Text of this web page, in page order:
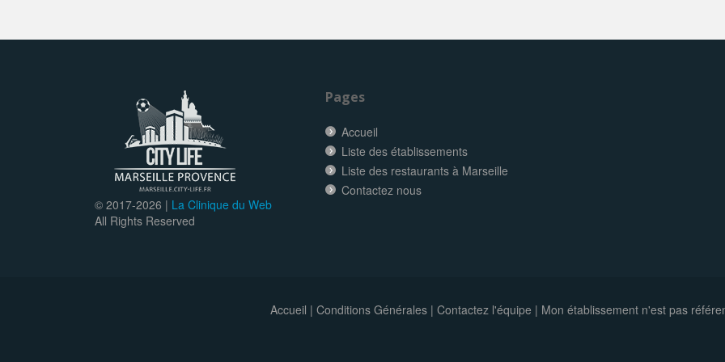
© 2017-2026 | La Clinique du Web
All Rights Reserved
Pages
Accueil
Liste des établissements
Liste des restaurants à Marseille
Contactez nous
Accueil | Conditions Générales| Contactez l'équipe | Mon établissement n'est pas